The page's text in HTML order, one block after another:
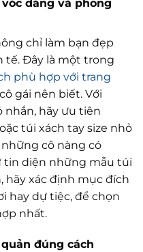
dáng và phong
chỉ làm bạn đẹp
tế. Đây là một trong
phù hợp với trang
gái nên biết. Với
nhắn, hãy ưu tiên
túi xách tay size nhỏ
những cô nàng có
tin diện những mẫu túi
hãy xác định mục đích
hay dự tiệc, để chọn
nhất.
đúng cách